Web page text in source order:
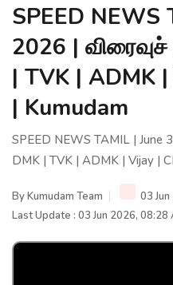
SPEED NEWS
2026 |
| TVK | ADMK
| Kumudam
SPEED NEWS TAMIL |
DMK | TVK | ADMK | Vijay |
ByKumudam Team
03
Last Update : 03 Jun 2026, 08:28